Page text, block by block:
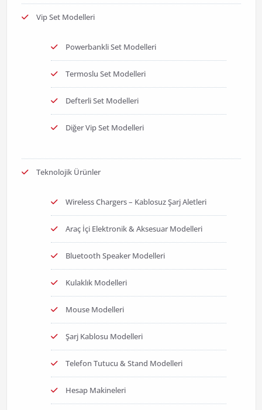
Vip Set Modelleri
Powerbankli Set Modelleri
Termoslu Set Modelleri
Defterli Set Modelleri
Diğer Vip Set Modelleri
Teknolojik Ürünler
Wireless Chargers – Kablosuz Şarj Aletleri
Araç İçi Elektronik & Aksesuar Modelleri
Bluetooth Speaker Modelleri
Kulaklık Modelleri
Mouse Modelleri
Şarj Kablosu Modelleri
Telefon Tutucu & Stand Modelleri
Hesap Makineleri